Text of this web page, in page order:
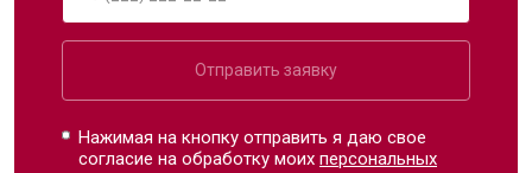
Отправить заявку
Нажимая на кнопку отправить я даю свое
согласие на обработку моихперсональных